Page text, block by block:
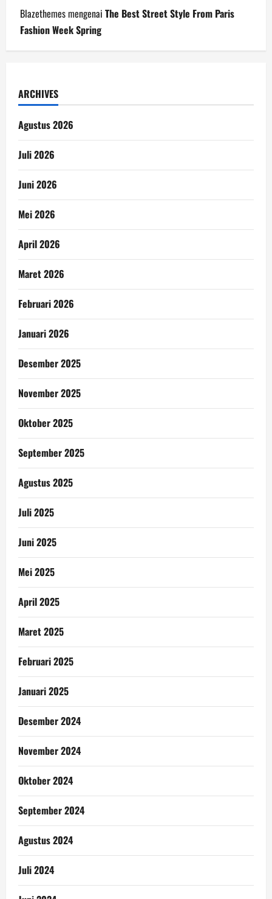
Blazethemesmengenai The Best Street Style From Paris
Fashion Week Spring
ARCHIVES
Agustus 2026
Juli 2026
Juni 2026
Mei 2026
April 2026
Maret 2026
Februari 2026
Januari 2026
Desember 2025
November 2025
Oktober 2025
September 2025
Agustus 2025
Juli 2025
Juni 2025
Mei 2025
April 2025
Maret 2025
Februari 2025
Januari 2025
Desember 2024
November 2024
Oktober 2024
September 2024
Agustus 2024
Juli 2024